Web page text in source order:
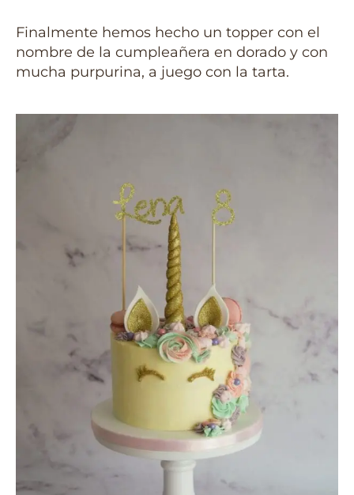
Finalmente hemos hecho un topper con el
nombre de la cumpleañera en dorado y con
mucha purpurina, a juego con la tarta.